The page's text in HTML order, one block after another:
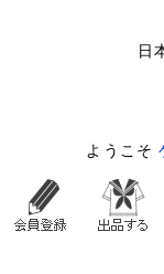
日
ようこそ